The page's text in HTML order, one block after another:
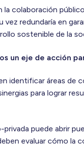
la colaboración
redundaría en
sostenible de la
un eje de acción
identificar áreas de
para lograr
puede abrir
evaluar cómo la